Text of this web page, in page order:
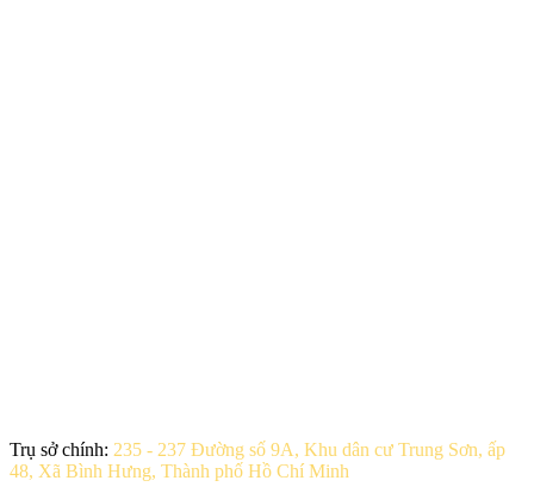
Trụ sở chính: 235 - 237 Đường số 9A, Khu dân cư Trung Sơn, ấp
48, Xã Bình Hưng, Thành phố Hồ Chí Minh